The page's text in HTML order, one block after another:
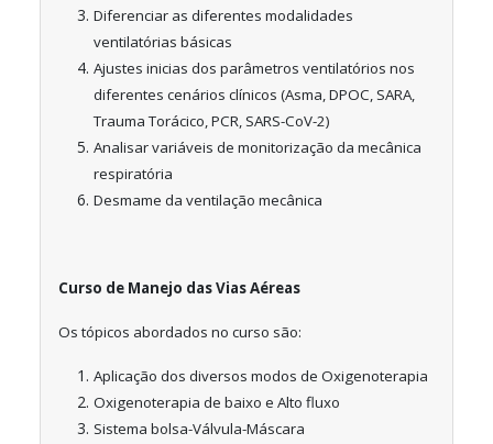
Diferenciar as diferentes modalidades
ventilatórias básicas
Ajustes inicias dos parâmetros ventilatórios nos
diferentes cenários clínicos (Asma, DPOC, SARA,
Trauma Torácico, PCR, SARS-CoV-2)
Analisar variáveis de monitorização da mecânica
respiratória
Desmame da ventilação mecânica
Curso de Manejo das Vias Aéreas
Os tópicos abordados no curso são:
Aplicação dos diversos modos de Oxigenoterapia
Oxigenoterapia de baixo e Alto fluxo
Sistema bolsa-Válvula-Máscara